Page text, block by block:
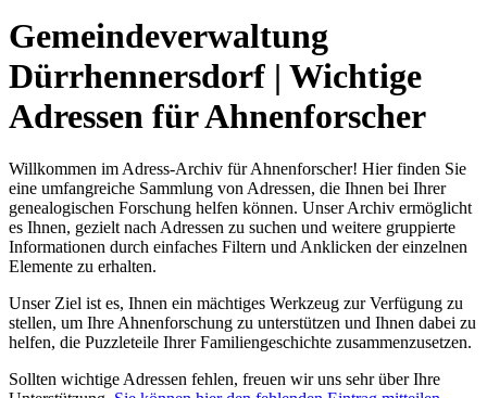
Gemeindeverwaltung
Dürrhennersdorf | Wichtige
Adressen für Ahnenforscher
Willkommen im Adress-Archiv für Ahnenforscher! Hier finden Sie
eine umfangreiche Sammlung von Adressen, die Ihnen bei Ihrer
genealogischen Forschung helfen können. Unser Archiv ermöglicht
es Ihnen, gezielt nach Adressen zu suchen und weitere gruppierte
Informationen durch einfaches Filtern und Anklicken der einzelnen
Elemente zu erhalten.
Unser Ziel ist es, Ihnen ein mächtiges Werkzeug zur Verfügung zu
stellen, um Ihre Ahnenforschung zu unterstützen und Ihnen dabei zu
helfen, die Puzzleteile Ihrer Familiengeschichte zusammenzusetzen.
Sollten wichtige Adressen fehlen, freuen wir uns sehr über Ihre